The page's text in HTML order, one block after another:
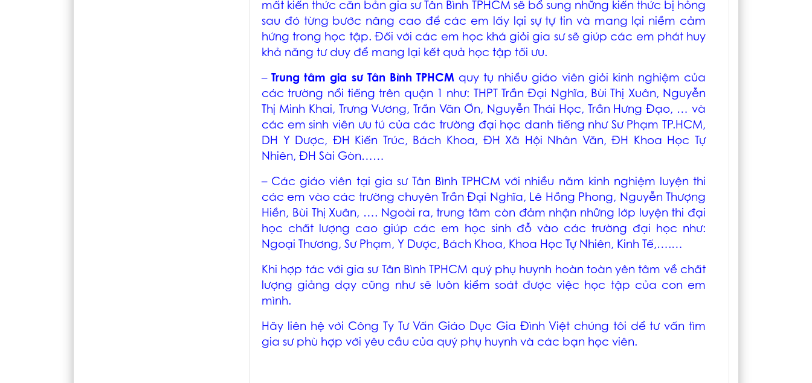
mất kiến thức căn bản gia sư Tân Bình TPHCM sẽ bổ sung những kiến thức bị hỏng
sau đó từng bước nâng cao để các em lấy lại sự tự tin và mang lại niềm cảm
hứng trong học tập. Đối với các em học khá giỏi gia sư sẽ giúp các em phát huy
khả năng tư duy để mang lại kết quả học tập tối ưu.
– Trung tâmgia sư Tân Bình TPHCMquy tụ nhiều giáo viên giỏi kinh nghiệm của
các trường nổi tiếng trên quận 1 như: THPT Trần Đại Nghĩa, Bùi Thị Xuân, Nguyễn
Thị Minh Khai, Trưng Vương, Trần Văn Ơn, Nguyễn Thái Học, Trần Hưng Đạo, … và
các em sinh viên ưu tú của các trường đại học danh tiếng như Sư Phạm TP.HCM,
DH Y Dược, ĐH Kiến Trúc, Bách Khoa, ĐH Xã Hội Nhân Văn, ĐH Khoa Học Tự
Nhiên, ĐH Sài Gòn……
– Các giáo viên tại gia sư Tân Bình TPHCM với nhiều năm kinh nghiệm luyện thi
các em vào các trường chuyên Trần Đại Nghĩa, Lê Hồng Phong, Nguyễn Thượng
Hiền, Bùi Thị Xuân, …. Ngoài ra, trung tâm còn đảm nhận những lớp luyện thi đại
học chất lượng cao giúp các em học sinh đỗ vào các trường đại học như:
Ngoại Thương, Sư Phạm, Y Dược, Bách Khoa, Khoa Học Tự Nhiên, Kinh Tế,….…
Khi hợp tác với gia sư Tân Bình TPHCM quý phụ huynh hoàn toàn yên tâm về chất
lượng giảng dạy cũng như sẽ luôn kiểm soát được việc học tập của con em
mình.
Hãy liên hệ với Công Ty Tư Vấn Giáo Dục Gia Đình Việt chúng tôi dể tư vấn tìm
gia sư phù hợp với yêu cầu của quý phụ huynh và các bạn học viên.